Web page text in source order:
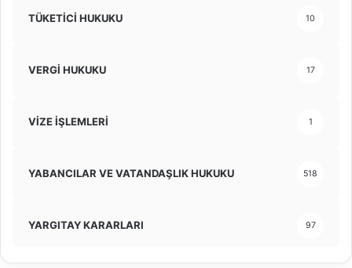
TÜKETİCİ HUKUKU 10
VERGİ HUKUKU 17
VİZE İŞLEMLERİ 1
YABANCILAR VE VATANDAŞLIK HUKUKU 518
YARGITAY KARARLARI 97